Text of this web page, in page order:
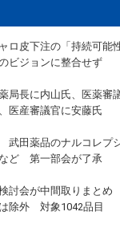
ロ皮下注の「持続可能
ビジョンに整合せず
局長に内山氏、医薬審
医産審議官に安藤氏
武田薬品のナルコレプ
ど 第一部会が了承
討会が中間取りまと
除外 対象1042品目